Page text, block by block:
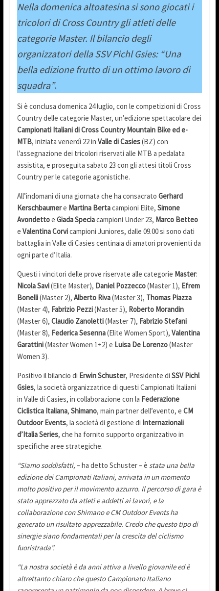
Nella domenica altoatesina si sono giocati i
tricolori di Cross Country gli atleti delle
categorie Master. Il bilancio degli
organizzatori della SSV Pichl Gsies: “Una
bella edizione frutto di un ottimo lavoro di
squadra”.
Si è conclusa domenica 24 luglio, con le competizioni di Cross
Country delle categorie Master, un’edizione spettacolare dei
Campionati Italiani di Cross Country Mountain Bike ed e-
MTB, iniziata venerdì 22 in Valle di Casies(BZ) con
l’assegnazione dei tricolori riservati alle MTB a pedalata
assistita, e proseguita sabato 23 con gli attesi titoli Cross
Country per le categorie agonistiche.
All’indomani di una giornata che ha consacrato Gerhard
Kerschbaumere Martina Bertacampioni Elite, Simone
Avondettoe Giada Speciacampioni Under 23, Marco Betteo
e Valentina Corvicampioni Juniores, dalle 09.00 si sono dati
battaglia in Valle di Casies centinaia di amatori provenienti da
ogni parte d’Italia.
Questi i vincitori delle prove riservate alle categorie Master:
Nicola Savi(Elite Master), Daniel Pozzecco(Master 1), Efrem
Bonelli(Master 2), Alberto Riva(Master 3), Thomas Piazza
(Master 4), Fabrizio Pezzi(Master 5), Roberto Morandin
(Master 6), Claudio Zanoletti(Master 7), Fabrizio Stefani
(Master 8), Federica Sesenna(Elite Women Sport), Valentina
Garattini(Master Women 1+2) e Luisa De Lorenzo(Master
Women 3).
Positivo il bilancio di Erwin Schuster, Presidente di SSV Pichl
Gsies, la società organizzatrice di questi Campionati Italiani
in Valle di Casies, in collaborazione con la Federazione
Ciclistica Italiana, Shimano, main partner dell’evento, e CM
Outdoor Events, la società di gestione di Internazionali
d’Italia Series, che ha fornito supporto organizzativo in
specifiche aree strategiche.
“Siamo soddisfatti, – ha detto Schuster – è stata una bella
edizione dei Campionati Italiani, arrivata in un momento
molto positivo per il movimento azzurro. Il percorso di gara è
stato apprezzato da atleti e addetti ai lavori, e la
collaborazione con Shimano e CM Outdoor Events ha
generato un risultato apprezzabile. Credo che questo tipo di
sinergie siano fondamentali per la crescita del ciclismo
fuoristrada”.
“La nostra società è da anni attiva a livello giovanile ed è
altrettanto chiaro che questo Campionato Italiano